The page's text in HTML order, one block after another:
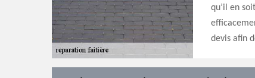
qu’il en
devis afin